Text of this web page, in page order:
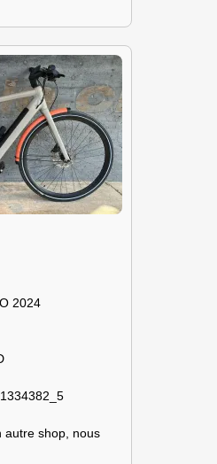
2024
1334382_5
autre shop, nous